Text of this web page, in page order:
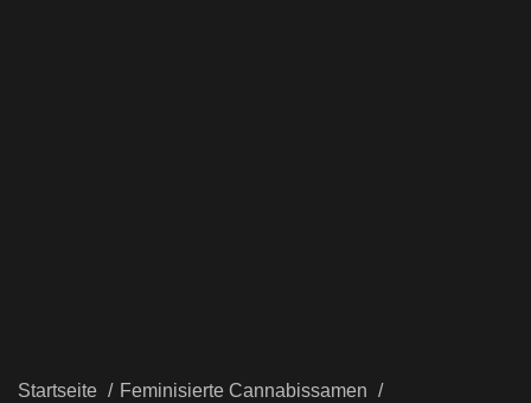
Startseite
Feminisierte Cannabissamen